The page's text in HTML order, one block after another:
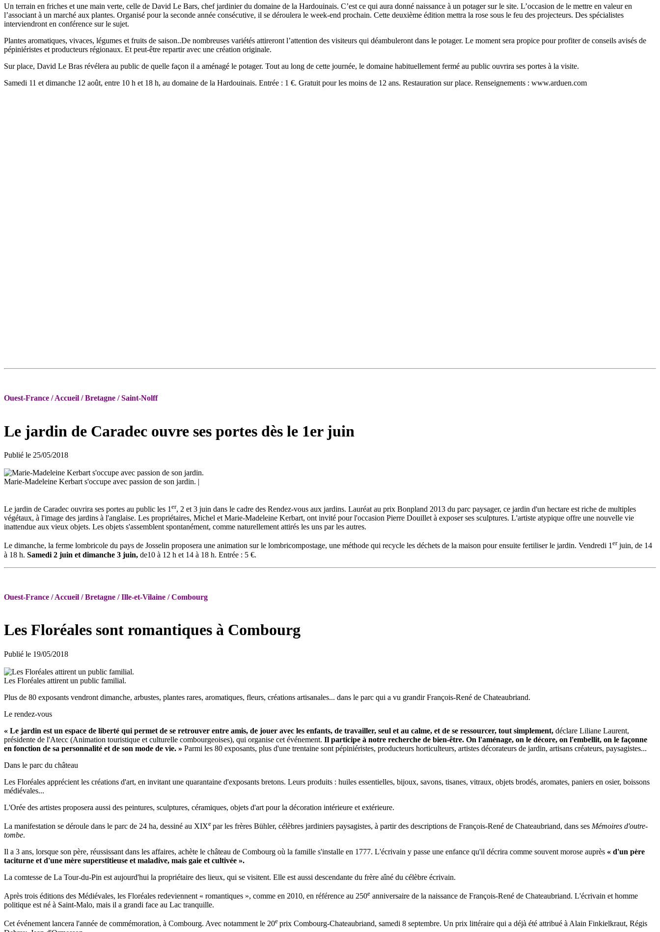
Un terrain en friches et une main verte, celle de David Le Bars, chef jardinier du domaine de la Hardouinais. C’est ce qui aura donné naissance à un potager sur le site. L’occasion de le mettre en valeur en
l’associant à un marché aux plantes. Organisé pour la seconde année consécutive, il se déroulera le week-end prochain. Cette deuxième édition mettra la rose sous le feu des projecteurs. Des spécialistes
interviendront en conférence sur le sujet.
Plantes aromatiques, vivaces, légumes et fruits de saison..De nombreuses variétés attireront l’attention des visiteurs qui déambuleront dans le potager. Le moment sera propice pour profiter de conseils avisés de
pépiniéristes et producteurs régionaux. Et peut-être repartir avec une création originale.
Sur place, David Le Bras révélera au public de quelle façon il a aménagé le potager. Tout au long de cette journée, le domaine habituellement fermé au public ouvrira ses portes à la visite.
Samedi 11 et dimanche 12 août, entre 10 h et 18 h, au domaine de la Hardouinais. Entrée : 1 €. Gratuit pour les moins de 12 ans. Restauration sur place. Renseignements : www.arduen.com
Ouest-France / Accueil / Bretagne / Saint-Nolff
Le jardin de Caradec ouvre ses portes dès le 1er juin
Publié le 25/05/2018
Marie-Madeleine Kerbart s'occupe avec passion de son jardin. |
Le jardin de Caradec ouvrira ses portes au public les 1er, 2 et 3 juin dans le cadre des Rendez-vous aux jardins. Lauréat au prix Bonpland 2013 du parc paysager, ce jardin d'un hectare est riche de multiples
végétaux, à l'image des jardins à l'anglaise. Les propriétaires, Michel et Marie-Madeleine Kerbart, ont invité pour l'occasion Pierre Douillet à exposer ses sculptures. L'artiste atypique offre une nouvelle vie
inattendue aux vieux objets. Les objets s'assemblent spontanément, comme naturellement attirés les uns par les autres.
Le dimanche, la ferme lombricole du pays de Josselin proposera une animation sur le lombricompostage, une méthode qui recycle les déchets de la maison pour ensuite fertiliser le jardin. Vendredi 1erjuin, de 14
à 18 h. Samedi 2 juin et dimanche 3 juin, de10 à 12 h et 14 à 18 h. Entrée : 5 €.
Ouest-France / Accueil / Bretagne / Ille-et-Vilaine / Combourg
Les Floréales sont romantiques à Combourg
Publié le 19/05/2018
Les Floréales attirent un public familial.
Plus de 80 exposants vendront dimanche, arbustes, plantes rares, aromatiques, fleurs, créations artisanales... dans le parc qui a vu grandir François-René de Chateaubriand.
Le rendez-vous
« Le jardin est un espace de liberté qui permet de se retrouver entre amis, de jouer avec les enfants, de travailler, seul et au calme, et de se ressourcer, tout simplement, déclare Liliane Laurent,
présidente de l'Atecc (Animation touristique et culturelle combourgeoises), qui organise cet événement. Il participe à notre recherche de bien-être. On l'aménage, on le décore, on l'embellit, on le façonne
en fonction de sa personnalité et de son mode de vie. » Parmi les 80 exposants, plus d'une trentaine sont pépiniéristes, producteurs horticulteurs, artistes décorateurs de jardin, artisans créateurs, paysagistes...
Dans le parc du château
Les Floréales apprécient les créations d'art, en invitant une quarantaine d'exposants bretons. Leurs produits : huiles essentielles, bijoux, savons, tisanes, vitraux, objets brodés, aromates, paniers en osier, boissons
médiévales...
L'Orée des artistes proposera aussi des peintures, sculptures, céramiques, objets d'art pour la décoration intérieure et extérieure.
La manifestation se déroule dans le parc de 24 ha, dessiné au XIXe par les frères Bühler, célèbres jardiniers paysagistes, à partir des descriptions de François-René de Chateaubriand, dans ses Mémoires d'outre-
tombe.
Il a 3 ans, lorsque son père, réussissant dans les affaires, achète le château de Combourg où la famille s'installe en 1777. L'écrivain y passe une enfance qu'il décrira comme souvent morose auprès « d'un père
taciturne et d'une mère superstitieuse et maladive, mais gaie et cultivée ».
La comtesse de La Tour-du-Pin est aujourd'hui la propriétaire des lieux, qui se visitent. Elle est aussi descendante du frère aîné du célèbre écrivain.
Après trois éditions des Médiévales, les Floréales redeviennent « romantiques », comme en 2010, en référence au 250e anniversaire de la naissance de François-René de Chateaubriand. L'écrivain et homme
politique est né à Saint-Malo, mais il a grandi face au Lac tranquille.
Cet événement lancera l'année de commémoration, à Combourg. Avec notamment le 20e prix Combourg-Chateaubriand, samedi 8 septembre. Un prix littéraire qui a déjà été attribué à Alain Finkielkraut, Régis